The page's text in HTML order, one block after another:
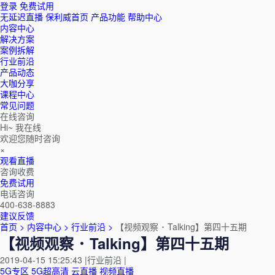
登录 免费试用
无延迟直播 保利威首页 产品功能 帮助中心
内容中心
解决方案
案例拆解
行业前沿
产品动态
大咖分享
课程中心
常见问题
在线咨询
Hi~ 我在线
欢迎您随时咨询
×
观看直播
咨询收费
免费试用
电话咨询
400-638-8883
建议反馈
首页 > 内容中心 > 行业前沿 > 【视频观察 ･ Talking】第四十五期
【视频观察 ･ Talking】第四十五期
2019-04-15 15:25:43 |行业前沿 |
5G专区 5G超高清 云直播 视频直播